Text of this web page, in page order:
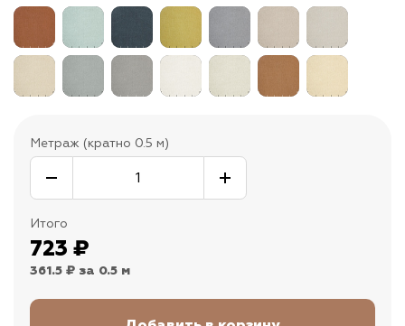
Метраж (кратно 0.5 м)
Итого
723 ₽
361.5 ₽ за 0.5 м